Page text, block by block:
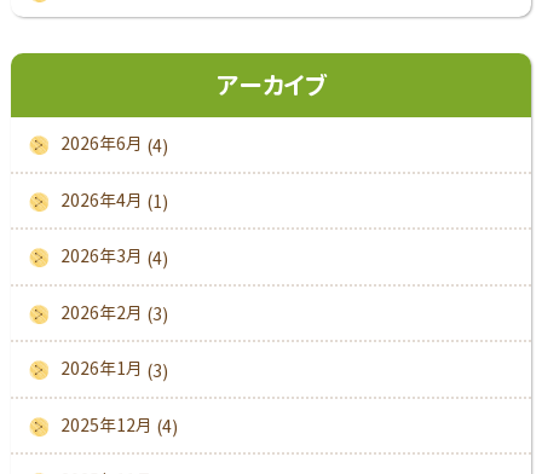
アーカイブ
2026年6月 (4)
2026年4月 (1)
2026年3月 (4)
2026年2月 (3)
2026年1月 (3)
2025年12月 (4)